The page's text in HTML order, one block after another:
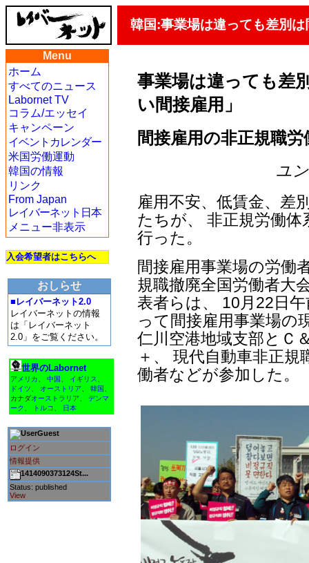
韓国:事業場は違っても差別
Menu
ホーム
すべてのニュース
Labornet TV
コラム/エッセイ
キャンペーン
イベントカレンダー
米国労働運動
韓国の情報
リンク
From Japan
レイバーネット日本
メニュー非表示
入会希望者はこちらへ
おしらせ
■レイバーネット2.0
レイバーネットの情報
は「レイバーネット
2.0」をご覧ください。
世界のLabornet
アメリカ 中国 イギリス
ドイツ
オーストリア 韓国
カナダオーストラリア
デンマ
ーク
トルコ 日本
Guest
ログイン
情報提供
1414090373124St...
Status: published
View
事業場は違っても差
い間接雇用」
間接雇用の非正規職
ユ
雇用不安、低賃金、差
たちが、 非正規労働
行った。
間接雇用事業場の労働
規職撤廃全国労働者大
表者らは、 10月22日
って間接雇用事業場の
仁川空港地域支部とＣ
＋、 現代自動車非正
働者などが参加した。